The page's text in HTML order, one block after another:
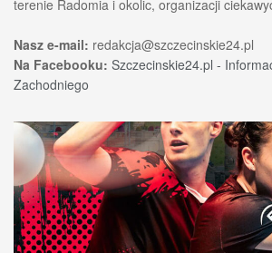
terenie Radomia i okolic, organizacji
Nasz e-mail: redakcja@szczecinskie24.pl
Na Facebooku: Szczecinskie24.pl -
Zachodniego